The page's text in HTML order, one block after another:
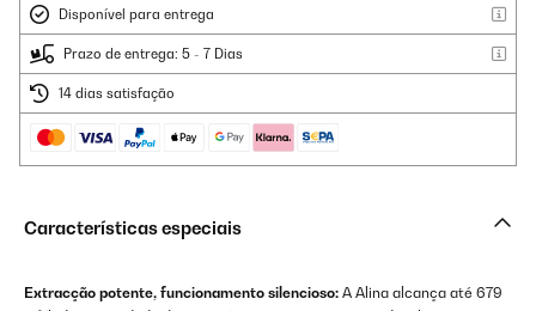
Disponível para entrega
Prazo de entrega: 5 - 7 Dias
14 dias satisfação
Características especiais
Extracção potente, funcionamento silencioso: A Alina alcança até 679